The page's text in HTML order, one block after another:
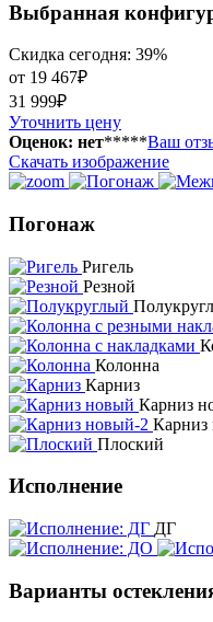
Выбранная
Скидка сегодня: 39%
от 19 467₽
31 999₽
Уточнить цену
Оценок: нет*****Ваш
Скачать изображение
Погонаж
Ригель
Резной
Колонна
Карниз
Карниз
Карниз
Плоский
Исполнение
ДГ
Варианты